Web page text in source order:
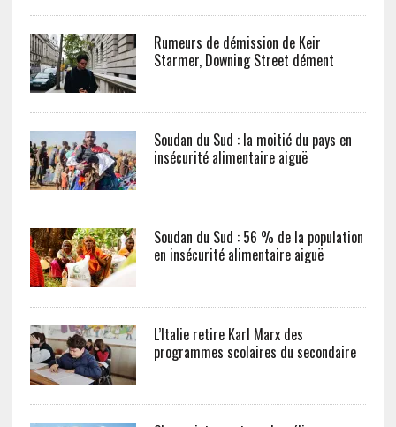
Rumeurs de démission de Keir
Starmer, Downing Street dément
Soudan du Sud : la moitié du pays en
insécurité alimentaire aiguë
Soudan du Sud : 56 % de la population
en insécurité alimentaire aiguë
L’Italie retire Karl Marx des
programmes scolaires du secondaire